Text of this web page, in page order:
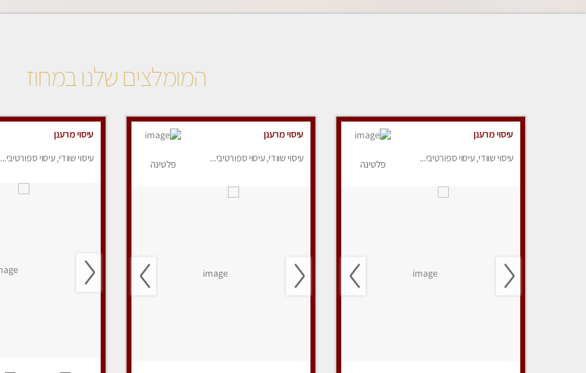
המומלצים שלנו במחוז
עיסוי מרענן
עיסוי שוודי, עיסוי ספורטיבי...
פלטינה
עיסוי מרענן
עיסוי שוודי, עיסוי ספורטיבי...
פלטינה
עיסוי מרענן
עיסוי שוודי, עיסוי ספורטיבי...